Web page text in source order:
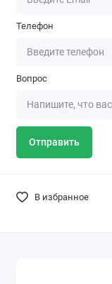
Телефон
Вопрос
Отправить
В избранное